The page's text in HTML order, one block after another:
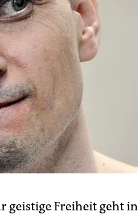
geistige Freiheit geht